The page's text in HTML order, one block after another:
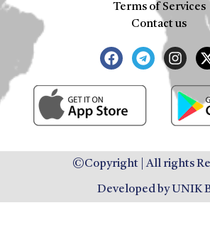
Terms of Services
Contact us
©Copyright | All rights
Developed by UNIK